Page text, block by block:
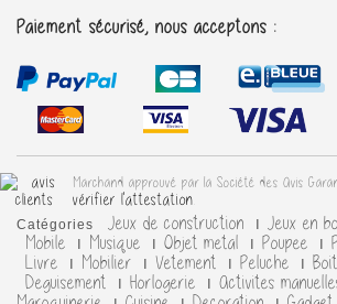
Paiement sécurisé, nous acceptons :
Marchand approuvé par la Société des Avis
vérifier l'attestation
Catégories
Jeux de construction Jeux en
Mobile
Musique Objet metal Poupee
Livre
Mobilier Vetement Peluche
Deguisement
Horlogerie Activites